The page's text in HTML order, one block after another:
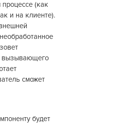
(как
и на клиенте).
вызывающего
сможет
будет